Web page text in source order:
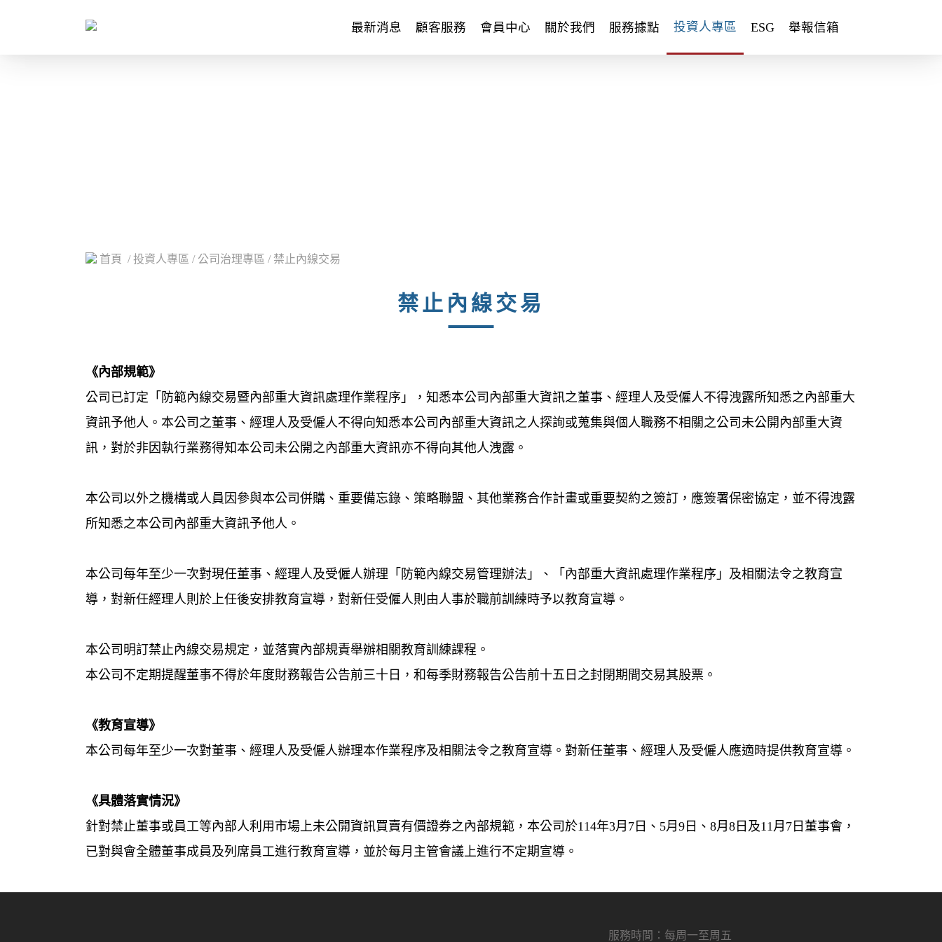
最新消息 顧客服務 會員中心 關於我們 服務據點 投資人專區 ESG 舉報信箱
首頁 / 投資人專區 / 公司治理專區 / 禁止內線交易
禁止內線交易
《內部規範》
公司已訂定「防範內線交易暨內部重大資訊處理作業程序」，知悉本公司內部重大資訊之董事、經理人及受僱人不得洩露所知悉之內部重大
資訊予他人。本公司之董事、經理人及受僱人不得向知悉本公司內部重大資訊之人探詢或蒐集與個人職務不相關之公司未公開內部重大資
訊，對於非因執行業務得知本公司未公開之內部重大資訊亦不得向其他人洩露。
本公司以外之機構或人員因參與本公司併購、重要備忘錄、策略聯盟、其他業務合作計畫或重要契約之簽訂，應簽署保密協定，並不得洩露
所知悉之本公司內部重大資訊予他人。
本公司每年至少一次對現任董事、經理人及受僱人辦理「防範內線交易管理辦法」、「內部重大資訊處理作業程序」及相關法令之教育宣
導，對新任經理人則於上任後安排教育宣導，對新任受僱人則由人事於職前訓練時予以教育宣導。
本公司明訂禁止內線交易規定，並落實內部規責舉辦相關教育訓練課程。
本公司不定期提醒董事不得於年度財務報告公告前三十日，和每季財務報告公告前十五日之封閉期間交易其股票。
《教育宣導》
本公司每年至少一次對董事、經理人及受僱人辦理本作業程序及相關法令之教育宣導。對新任董事、經理人及受僱人應適時提供教育宣導。
《具體落實情況》
針對禁止董事或員工等內部人利用市場上未公開資訊買賣有價證券之內部規範，本公司於114年3月7日、5月9日、8月8日及11月7日董事會，
已對與會全體董事成員及列席員工進行教育宣導，並於每月主管會議上進行不定期宣導。
服務時間：每周一至周五